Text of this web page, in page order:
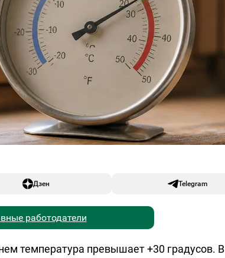
Дзен Telegram
работодатели
температура превышает +30 градусов. В